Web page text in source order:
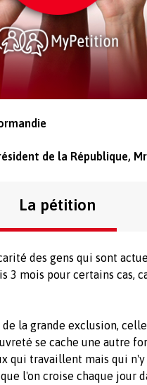
de la République,
La pétition
des gens qui sont
3 mois pour certains cas,
la grande exclusion,
se cache une autre
qui travaillent mais qui
l'on croise chaque jour